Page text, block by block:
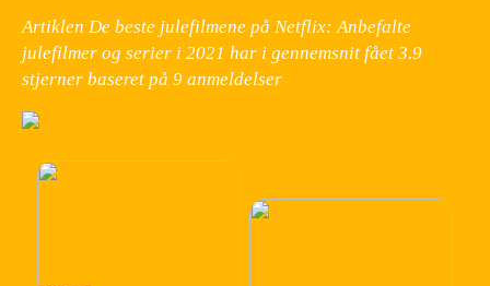
Artiklen De beste julefilmene på Netflix: Anbefalte
julefilmer og serier i 2021 har i gennemsnit fået 3.9
stjerner baseret på 9 anmeldelser